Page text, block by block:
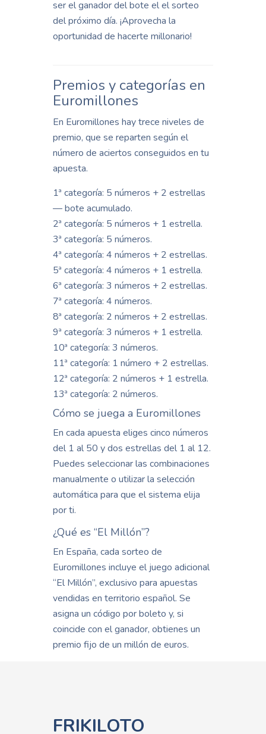
ser el ganador del bote el el sorteo
del próximo día. ¡Aprovecha la
oportunidad de hacerte millonario!
Premios y categorías en
Euromillones
En Euromillones hay trece niveles de
premio, que se reparten según el
número de aciertos conseguidos en tu
apuesta.
1ª categoría: 5 números + 2 estrellas
— bote acumulado.
2ª categoría: 5 números + 1 estrella.
3ª categoría: 5 números.
4ª categoría: 4 números + 2 estrellas.
5ª categoría: 4 números + 1 estrella.
6ª categoría: 3 números + 2 estrellas.
7ª categoría: 4 números.
8ª categoría: 2 números + 2 estrellas.
9ª categoría: 3 números + 1 estrella.
10ª categoría: 3 números.
11ª categoría: 1 número + 2 estrellas.
12ª categoría: 2 números + 1 estrella.
13ª categoría: 2 números.
Cómo se juega a Euromillones
En cada apuesta eliges cinco números
del 1 al 50 y dos estrellas del 1 al 12.
Puedes seleccionar las combinaciones
manualmente o utilizar la selección
automática para que el sistema elija
por ti.
¿Qué es “El Millón”?
En España, cada sorteo de
Euromillones incluye el juego adicional
“El Millón”, exclusivo para apuestas
vendidas en territorio español. Se
asigna un código por boleto y, si
coincide con el ganador, obtienes un
premio fijo de un millón de euros.
FRIKILOTO